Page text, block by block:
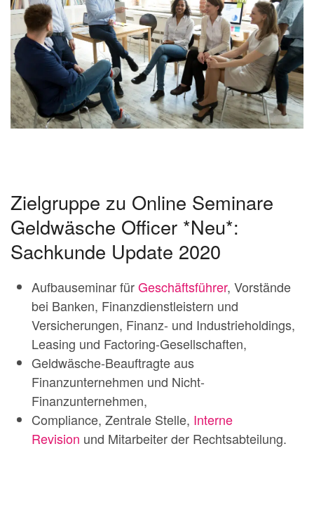
Zielgruppe zu Online Seminare
Geldwäsche Officer *Neu*:
Sachkunde Update 2020
Aufbauseminar fürGeschäftsführer, Vorstände
bei Banken, Finanzdienstleistern und
Versicherungen, Finanz- und Industrieholdings,
Leasing und Factoring-Gesellschaften,
Geldwäsche-Beauftragte aus
Finanzunternehmen und Nicht-
Finanzunternehmen,
Compliance, Zentrale Stelle, Interne
Revision und Mitarbeiter der Rechtsabteilung.